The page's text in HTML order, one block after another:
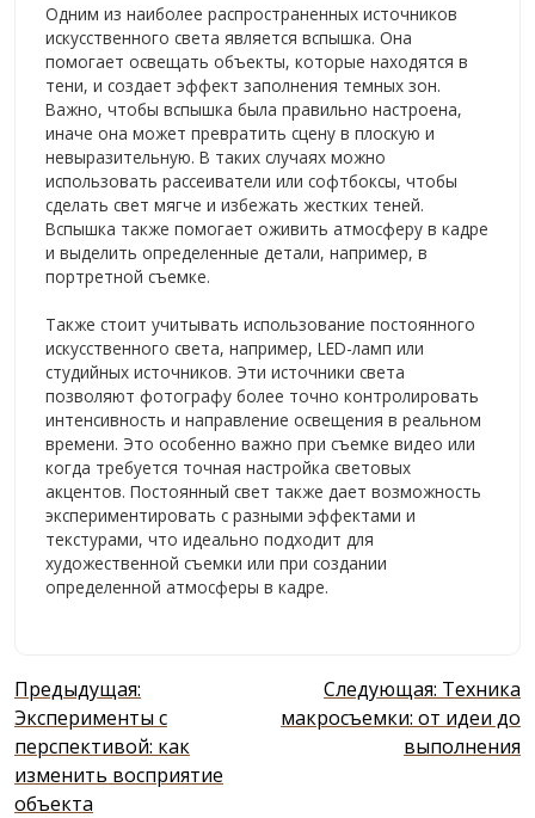
Одним из наиболее распространенных источников
искусственного света является вспышка. Она
помогает освещать объекты, которые находятся в
тени, и создает эффект заполнения темных зон.
Важно, чтобы вспышка была правильно настроена,
иначе она может превратить сцену в плоскую и
невыразительную. В таких случаях можно
использовать рассеиватели или софтбоксы, чтобы
сделать свет мягче и избежать жестких теней.
Вспышка также помогает оживить атмосферу в кадре
и выделить определенные детали, например, в
портретной съемке.
Также стоит учитывать использование постоянного
искусственного света, например, LED-ламп или
студийных источников. Эти источники света
позволяют фотографу более точно контролировать
интенсивность и направление освещения в реальном
времени. Это особенно важно при съемке видео или
когда требуется точная настройка световых
акцентов. Постоянный свет также дает возможность
экспериментировать с разными эффектами и
текстурами, что идеально подходит для
художественной съемки или при создании
определенной атмосферы в кадре.
Навигация
по
записям
Предыдущая:
Эксперименты с
перспективой: как
изменить восприятие
объекта
Следующая: Техника
макросъемки: от идеи до
выполнения